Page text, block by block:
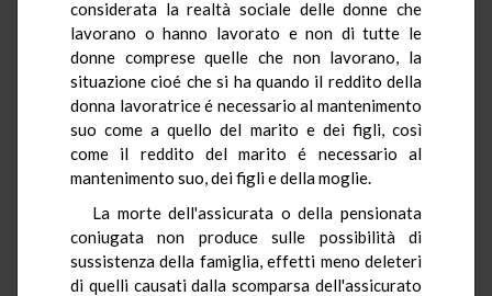
considerata la realtà sociale delle donne che
lavorano o hanno lavorato e non di tutte le
donne comprese quelle che non lavorano, la
situazione cioé che si ha quando il reddito della
donna lavoratrice é necessario al mantenimento
suo come a quello del marito e dei figli, così
come il reddito del marito é necessario al
mantenimento suo, dei figli e della moglie.
La morte dell'assicurata o della pensionata
coniugata non produce sulle possibilità di
sussistenza della famiglia, effetti meno deleteri
di quelli causati dalla scomparsa dell'assicurato